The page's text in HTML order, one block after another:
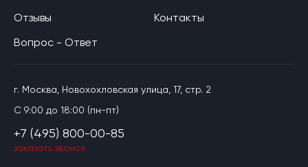
Отзывы
Вопрос - Ответ
Контакты
г. Москва, Новохохловская улица, 17, стр. 2
C 9:00 до 18:00 (пн-пт)
+7 (495) 800-00-85
заказать звонок